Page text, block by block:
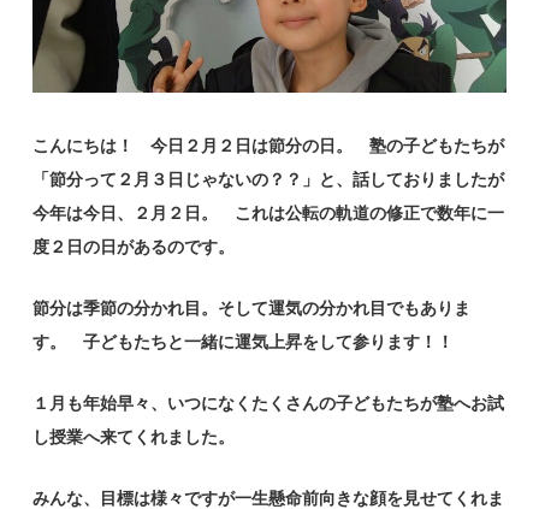
こんにちは！ 今日２月２日は節分の日。 塾の子どもたちが
「節分って２月３日じゃないの？？」と、話しておりましたが
今年は今日、２月２日。 これは公転の軌道の修正で数年に一
度２日の日があるのです。
節分は季節の分かれ目。そして運気の分かれ目でもありま
す。 子どもたちと一緒に運気上昇をして参ります！！
１月も年始早々、いつになくたくさんの子どもたちが塾へお試
し授業へ来てくれました。
みんな、目標は様々ですが一生懸命前向きな顔を見せてくれま